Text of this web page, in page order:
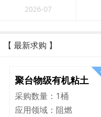
2026-07
【 最新求购 】
聚台物级有机粘土
采购数量： 1桶
应用领域： 阻燃